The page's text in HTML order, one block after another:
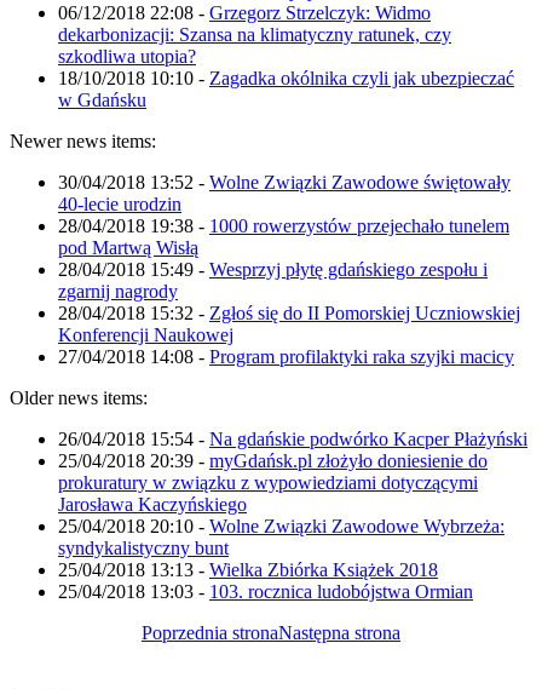
06/12/2018 22:08 - Grzegorz Strzelczyk: Widmo
dekarbonizacji: Szansa na klimatyczny ratunek, czy
szkodliwa utopia?
18/10/2018 10:10 - Zagadka okólnika czyli jak ubezpieczać
w Gdańsku
Newer news items:
30/04/2018 13:52 - Wolne Związki Zawodowe świętowały
40-lecie urodzin
28/04/2018 19:38 - 1000 rowerzystów przejechało tunelem
pod Martwą Wisłą
28/04/2018 15:49 - Wesprzyj płytę gdańskiego zespołu i
zgarnij nagrody
28/04/2018 15:32 - Zgłoś się do II Pomorskiej Uczniowskiej
Konferencji Naukowej
27/04/2018 14:08 - Program profilaktyki raka szyjki macicy
Older news items:
26/04/2018 15:54 - Na gdańskie podwórko Kacper Płażyński
25/04/2018 20:39 - myGdańsk.pl złożyło doniesienie do
prokuratury w związku z wypowiedziami dotyczącymi
Jarosława Kaczyńskiego
25/04/2018 20:10 - Wolne Związki Zawodowe Wybrzeża:
syndykalistyczny bunt
25/04/2018 13:13 - Wielka Zbiórka Książek 2018
25/04/2018 13:03 - 103. rocznica ludobójstwa Ormian
Poprzednia stronaNastępna strona